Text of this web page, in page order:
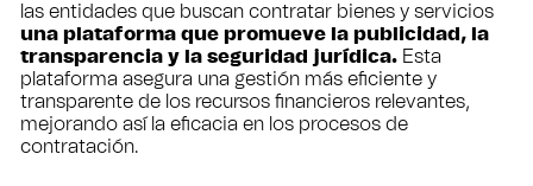
las entidades que buscan contratar bienes y servicios
una plataforma que promueve la publicidad, la
transparencia y la seguridad jurídica. Esta
plataforma asegura una gestión más eficiente y
transparente de los recursos financieros relevantes,
mejorando así la eficacia en los procesos de
contratación.